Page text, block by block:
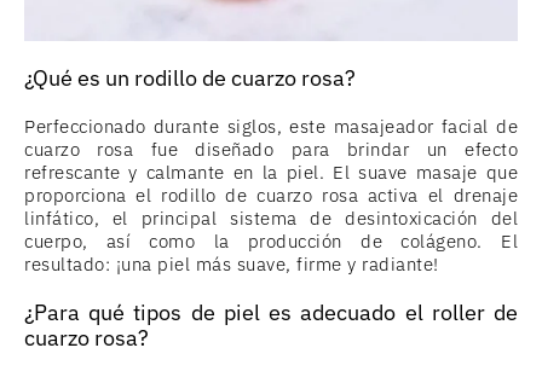
¿Qué es un rodillo de cuarzo rosa?
Perfeccionado durante siglos, este masajeador facial de
cuarzo rosa fue diseñado para brindar un efecto
refrescante y calmante en la piel. El suave masaje que
proporciona el rodillo de cuarzo rosa activa el drenaje
linfático, el principal sistema de desintoxicación del
cuerpo, así como la producción de colágeno. El
resultado: ¡una piel más suave, firme y radiante!
¿Para qué tipos de piel es adecuado el roller de
cuarzo rosa?